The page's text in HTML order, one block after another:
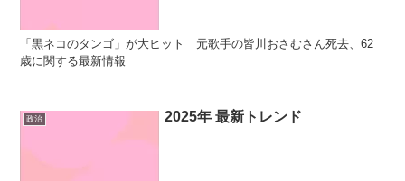
「黒ネコのタンゴ」が大ヒット 元歌手の皆川おさむさん死去、62
歳に関する最新情報
政治 2025年 最新トレンド